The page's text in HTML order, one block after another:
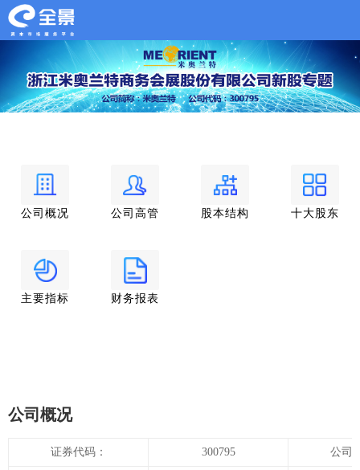
公司概况 公司高管 股本结构 十大股东
主要指标 财务报表
公司概况
证券代码： 300795 公司